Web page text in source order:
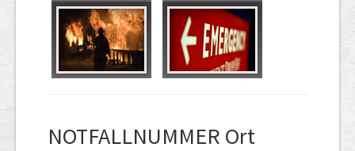
NOTFALLNUMMER Ort